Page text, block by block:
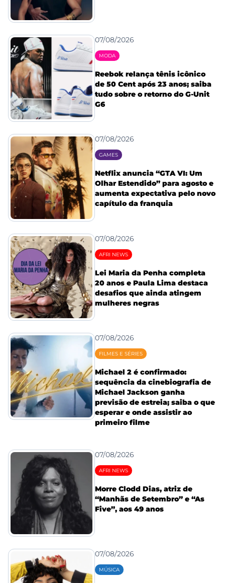
07/08/2026
MODA
Reebok relança tênis icônico
de 50 Cent após 23 anos; saiba
tudo sobre o retorno do G-Unit
G6
07/08/2026
GAMES
Netflix anuncia “GTA VI: Um
Olhar Estendido” para agosto e
aumenta expectativa pelo novo
capítulo da franquia
07/08/2026
AFRI NEWS
Lei Maria da Penha completa
20 anos e Paula Lima destaca
desafios que ainda atingem
mulheres negras
07/08/2026
FILMES E SÉRIES
Michael 2 é confirmado:
sequência da cinebiografia de
Michael Jackson ganha
previsão de estreia; saiba o que
esperar e onde assistir ao
primeiro filme
07/08/2026
AFRI NEWS
Morre Clodd Dias, atriz de
“Manhãs de Setembro” e “As
Five”, aos 49 anos
07/08/2026
MÚSICA